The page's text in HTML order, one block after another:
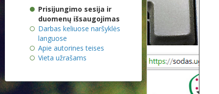
Prisijungimo sesija ir
duomenų išsaugojimas
Darbas keliuose naršyklės
languose
Apie autorines teises
Vieta užrašams